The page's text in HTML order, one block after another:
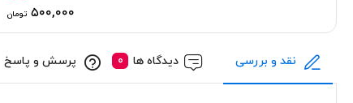
۵۰۰,۰۰۰ تومان
نقد و بررسی دیدگاه ها پرسش و پاسخ